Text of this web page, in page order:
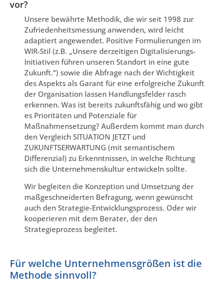
vor?
Unsere bewährte Methodik, die wir seit 1998 zur
Zufriedenheitsmessung anwenden, wird leicht
adaptiert angewendet. Positive Formulierungen im
WIR-Stil (z.B. „Unsere derzeitigen Digitalisierungs-
Initiativen führen unseren Standort in eine gute
Zukunft.“) sowie die Abfrage nach der Wichtigkeit
des Aspekts als Garant für eine erfolgreiche Zukunft
der Organisation lassen Handlungsfelder rasch
erkennen. Was ist bereits zukunftsfähig und wo gibt
es Prioritäten und Potenziale für
Maßnahmensetzung? Außerdem kommt man durch
den Vergleich SITUATION JETZT und
ZUKUNFTSERWARTUNG (mit semantischem
Differenzial) zu Erkenntnissen, in welche Richtung
sich die Unternehmenskultur entwickeln sollte.
Wir begleiten die Konzeption und Umsetzung der
maßgeschneiderten Befragung, wenn gewünscht
auch den Strategie-Entwicklungsprozess. Oder wir
kooperieren mit dem Berater, der den
Strategieprozess begleitet.
Für welche Unternehmensgrößen ist die
Methode sinnvoll?